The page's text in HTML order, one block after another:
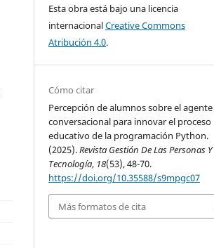
Esta obra está bajo una licencia
internacionalCreative Commons
Atribución 4.0.
Cómo citar
Percepción de alumnos sobre el agente
conversacional para innovar el proceso
educativo de la programación Python.
(2025).Revista Gestión De Las Personas Y
Tecnología, 18(53), 48-70.
https://doi.org/10.35588/s9mpgc07
Más formatos de cita